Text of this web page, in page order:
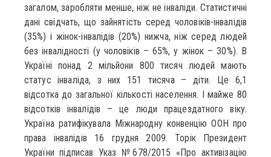
загалом, заробляти менше, ніж не інваліди. Статистичні
дані свідчать, що зайнятість серед чоловіків-інвалідів
(35%) і жінок-інвалідів (20%) нижча, ніж серед людей
без інвалідності (у чоловіків – 65%, у жінок – 30%). В
Україні понад 2 мільйони 800 тисяч людей мають
статус інваліда, з них 151 тисяча – діти. Це 6,1
відсотка до загальної кількості населення. І майже 80
відсотків інвалідів – це люди працездатного віку.
Україна ратифікувала Міжнародну конвенцію ООН про
права інвалідів 16 грудня 2009. Торік Президент
України підписав Указ №678/2015 «Про активізацію